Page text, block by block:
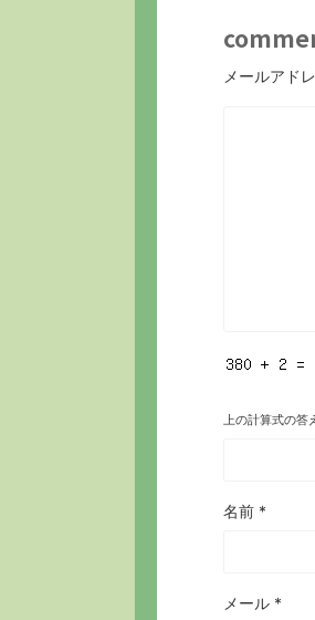
メールアド
上の計算式の答
名前 *
メール *